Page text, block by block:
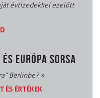
évtizedekkel ezelőtt
EURÓPA SORSA
Berlinbe?»
ÉS ÉRTÉKEK